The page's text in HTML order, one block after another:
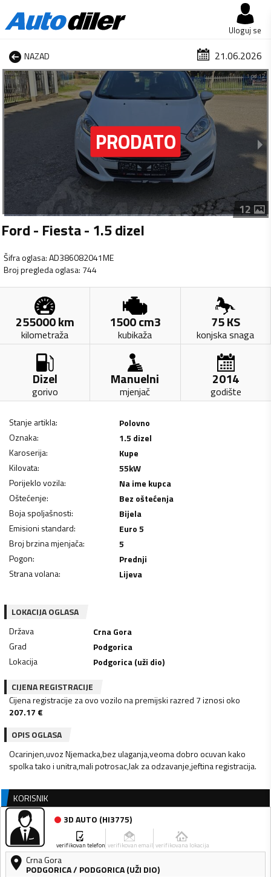
Uloguj se
NAZAD 21.06.2026
1 od 12
12
Ford - Fiesta - 1.5 dizel
Šifra oglasa:AD386082041ME
Broj pregleda oglasa: 744
255000km
kilometraža
1500cm3
kubikaža
75KS
konjska snaga
Dizel
gorivo
Manuelni
mjenjač
2014
godište
Stanje artikla:
Polovno
Oznaka:
1.5 dizel
Karoserija:
Kupe
Kilovata: 55kW
Porijeklo vozila:
Na ime kupca
Oštećenje:
Bez oštećenja
Boja spoljašnosti:
Bijela
Emisioni standard:
Euro 5
Broj brzina mjenjača:
5
Pogon:
Prednji
Strana volana: Lijeva
LOKACIJA OGLASA
Država
Crna Gora
Grad
Podgorica
Lokacija
Podgorica (uži dio)
CIJENA REGISTRACIJE
Cijena registracije za ovo vozilo na premijski razred 7 iznosi oko
207.17 €
OPIS OGLASA
Ocarinjen,uvoz Njemacka,bez ulaganja,veoma dobro ocuvan kako
spolka tako i unitra,mali potrosac,lak za odzavanje,jeftina registracija.
KORISNIK
3D AUTO (HI3775)
verifikovan telefon verifikovan email verifikovana lokacija
Crna Gora
PODGORICA/ PODGORICA (UŽI DIO)